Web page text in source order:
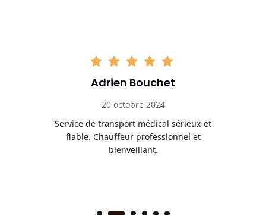
Adrien Bouchet
20 octobre 2024
Service de transport médical sérieux et
fiable. Chauffeur professionnel et
bienveillant.